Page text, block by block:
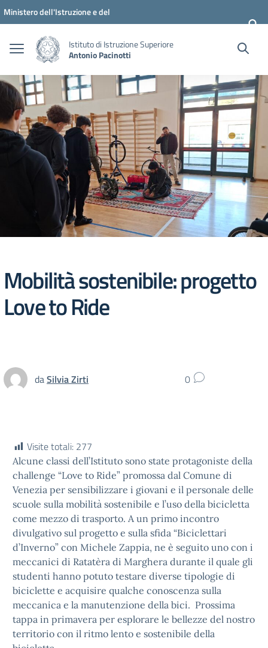
Vai ai contenuti
Vai al menu di navigazione
Vai al footer
Ministero dell'Istruzione e del
Istituto di Istruzione Superiore
Antonio Pacinotti
Mobilità sostenibile: progetto
Love to Ride
daSilvia Zirti 0
Visite totali: 277
Alcune classi dell’Istituto sono state protagoniste della
challenge “Love to Ride” promossa dal Comune di
Venezia per sensibilizzare i giovani e il personale delle
scuole sulla mobilità sostenibile e l’uso della bicicletta
come mezzo di trasporto. A un primo incontro
divulgativo sul progetto e sulla sfida “Biciclettari
d’Inverno” con Michele Zappia, ne è seguito uno con i
meccanici di Ratatèra di Marghera durante il quale gli
studenti hanno potuto testare diverse tipologie di
biciclette e acquisire qualche conoscenza sulla
meccanica e la manutenzione della bici. Prossima
tappa in primavera per esplorare le bellezze del nostro
territorio con il ritmo lento e sostenibile della